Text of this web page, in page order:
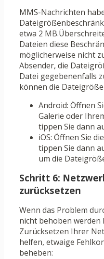
MMS-Nachrichten
etwa 2
Dateien diese
möglicherweise nicht
Absender, die
Datei gegebenenfalls
können die
Android: Öffnen
Galerie oder
tippen Sie dann
iOS: Öffnen Sie
tippen Sie dann
um die
Schritt 6:
zurücksetzen
Wenn das Problem
nicht behoben werden
Zurücksetzen Ihrer
helfen, etwaige
beheben: